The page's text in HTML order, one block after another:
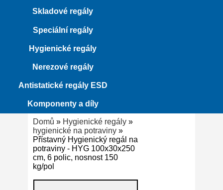
Skladové regály
Speciální regály
Hygienické regály
Nerezové regály
Antistatické regály ESD
Komponenty a díly
Domů » Hygienické regály»
hygienické na potraviny»
Přístavný Hygienický regál na
potraviny - HYG 100x30x250
cm, 6 polic, nosnost 150
kg/pol